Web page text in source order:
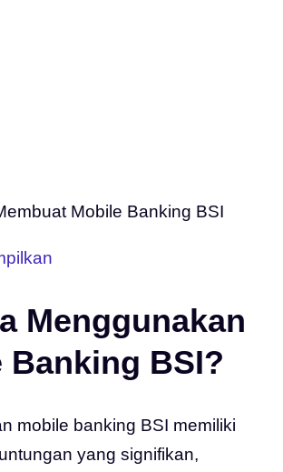
Menggunakan
Banking BSI?
mobile banking BSI memiliki
yang signifikan,